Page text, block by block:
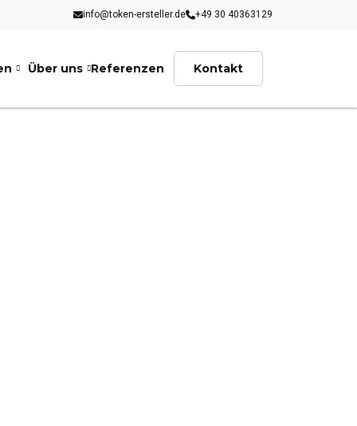
info@token-ersteller.de +49 30 40363129
Über uns Referenzen Kontakt